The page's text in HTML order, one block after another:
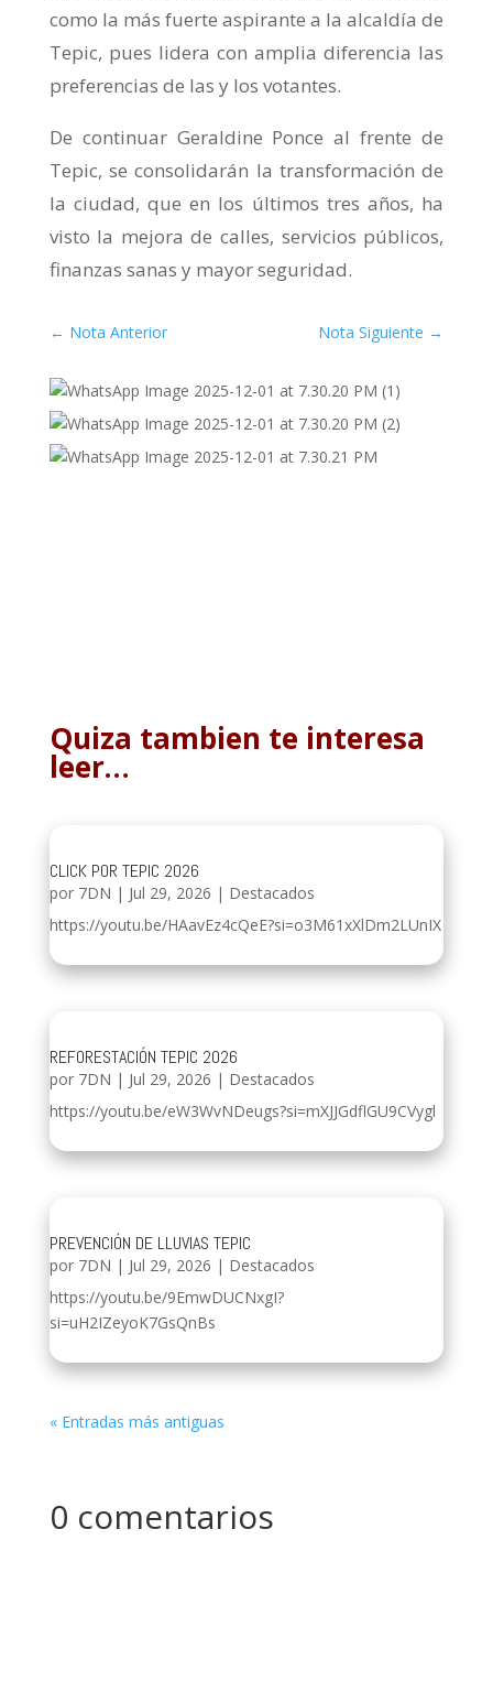
como la más fuerte aspirante a la alcaldía de
Tepic, pues lidera con amplia diferencia las
preferencias de las y los votantes.
De continuar Geraldine Ponce al frente de
Tepic, se consolidarán la transformación de
la ciudad, que en los últimos tres años, ha
visto la mejora de calles, servicios públicos,
finanzas sanas y mayor seguridad.
← Nota Anterior Nota Siguiente →
Quiza tambien te interesa
leer…
CLICK POR TEPIC 2026
por 7DN | Jul 29, 2026 | Destacados
https://youtu.be/HAavEz4cQeE?si=o3M61xXlDm2LUnIX
REFORESTACIÓN TEPIC 2026
por 7DN | Jul 29, 2026 | Destacados
https://youtu.be/eW3WvNDeugs?si=mXJJGdflGU9CVygl
PREVENCIÓN DE LLUVIAS TEPIC
por 7DN | Jul 29, 2026 | Destacados
https://youtu.be/9EmwDUCNxgI?
si=uH2IZeyoK7GsQnBs
« Entradas más antiguas
0 comentarios